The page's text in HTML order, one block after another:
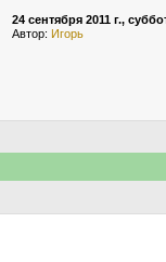
24 сентября 2011 г.,
Автор: Игорь